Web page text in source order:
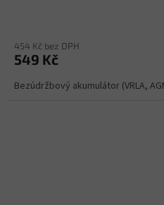
454 Kč bez DPH
549 Kč
Bezúdržbový akumulátor (VRLA,